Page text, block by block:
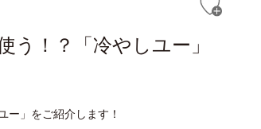
う！？「冷やしユー」
ー」をご紹介します！